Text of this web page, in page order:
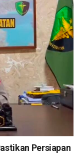
Persiapan